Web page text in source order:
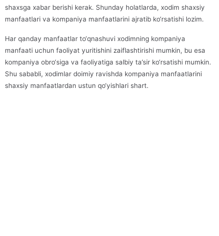
shaxsga xabar berishi kerak. Shunday holatlarda, xodim shaxsiy
manfaatlari va kompaniya manfaatlarini ajratib ko‘rsatishi lozim.
Har qanday manfaatlar to‘qnashuvi xodimning kompaniya
manfaati uchun faoliyat yuritishini zaiflashtirishi mumkin, bu esa
kompaniya obro‘siga va faoliyatiga salbiy ta’sir ko‘rsatishi mumkin.
Shu sababli, xodimlar doimiy ravishda kompaniya manfaatlarini
shaxsiy manfaatlardan ustun qo‘yishlari shart.